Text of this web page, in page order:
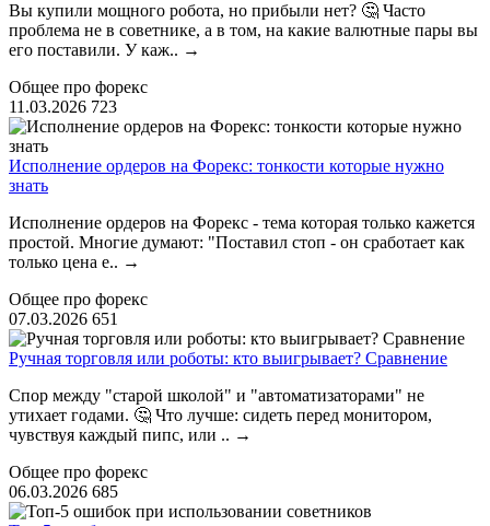
Вы купили мощного робота, но прибыли нет? 🤔 Часто
проблема не в советнике, а в том, на какие валютные пары вы
его поставили. У каж.. →
Общее про форекс
11.03.2026 723
Исполнение ордеров на Форекс: тонкости которые нужно
знать
Исполнение ордеров на Форекс - тема которая только кажется
простой. Многие думают: "Поставил стоп - он сработает как
только цена е.. →
Общее про форекс
07.03.2026 651
Ручная торговля или роботы: кто выигрывает? Сравнение
Спор между "старой школой" и "автоматизаторами" не
утихает годами. 🤔 Что лучше: сидеть перед монитором,
чувствуя каждый пипс, или .. →
Общее про форекс
06.03.2026 685